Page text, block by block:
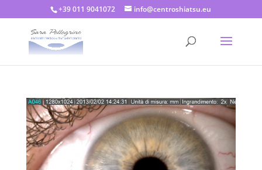
+39 011 9041072 info@centroshiatsu.eu